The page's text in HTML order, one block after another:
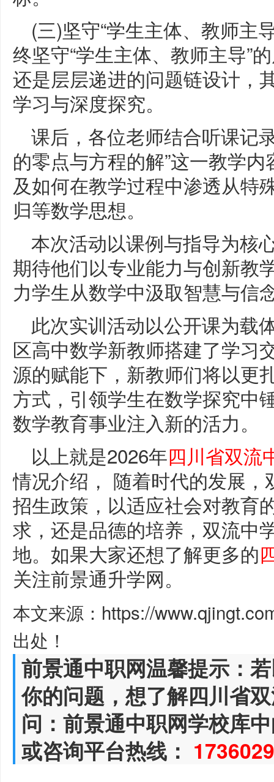
(三)坚守“学生主体、教师主
终坚守“学生主体、教师主导”
还是层层递进的问题链设计，
学习与深度探究。
课后，各位老师结合听课记
的零点与方程的解”这一教学
及如何在教学过程中渗透从特
归等数学思想。
本次活动以课例与指导为核
期待他们以专业能力与创新教
力学生从数学中汲取智慧与信
此次实训活动以公开课为载
区高中数学新教师搭建了学习
源的赋能下，新教师们将以更
方式，引领学生在数学探究中
数学教育事业注入新的活力。
以上就是2026年四川省双流
情况介绍， 随着时代的发展
招生政策，以适应社会对教育
求，还是品德的培养，双流中
地。如果大家还想了解更多的
关注前景通升学网。
本文来源：https://
出处！
前景通中职网温馨提示：
你的问题，想了解四川省
问：前景通中职网学校库
或咨询平台热线：